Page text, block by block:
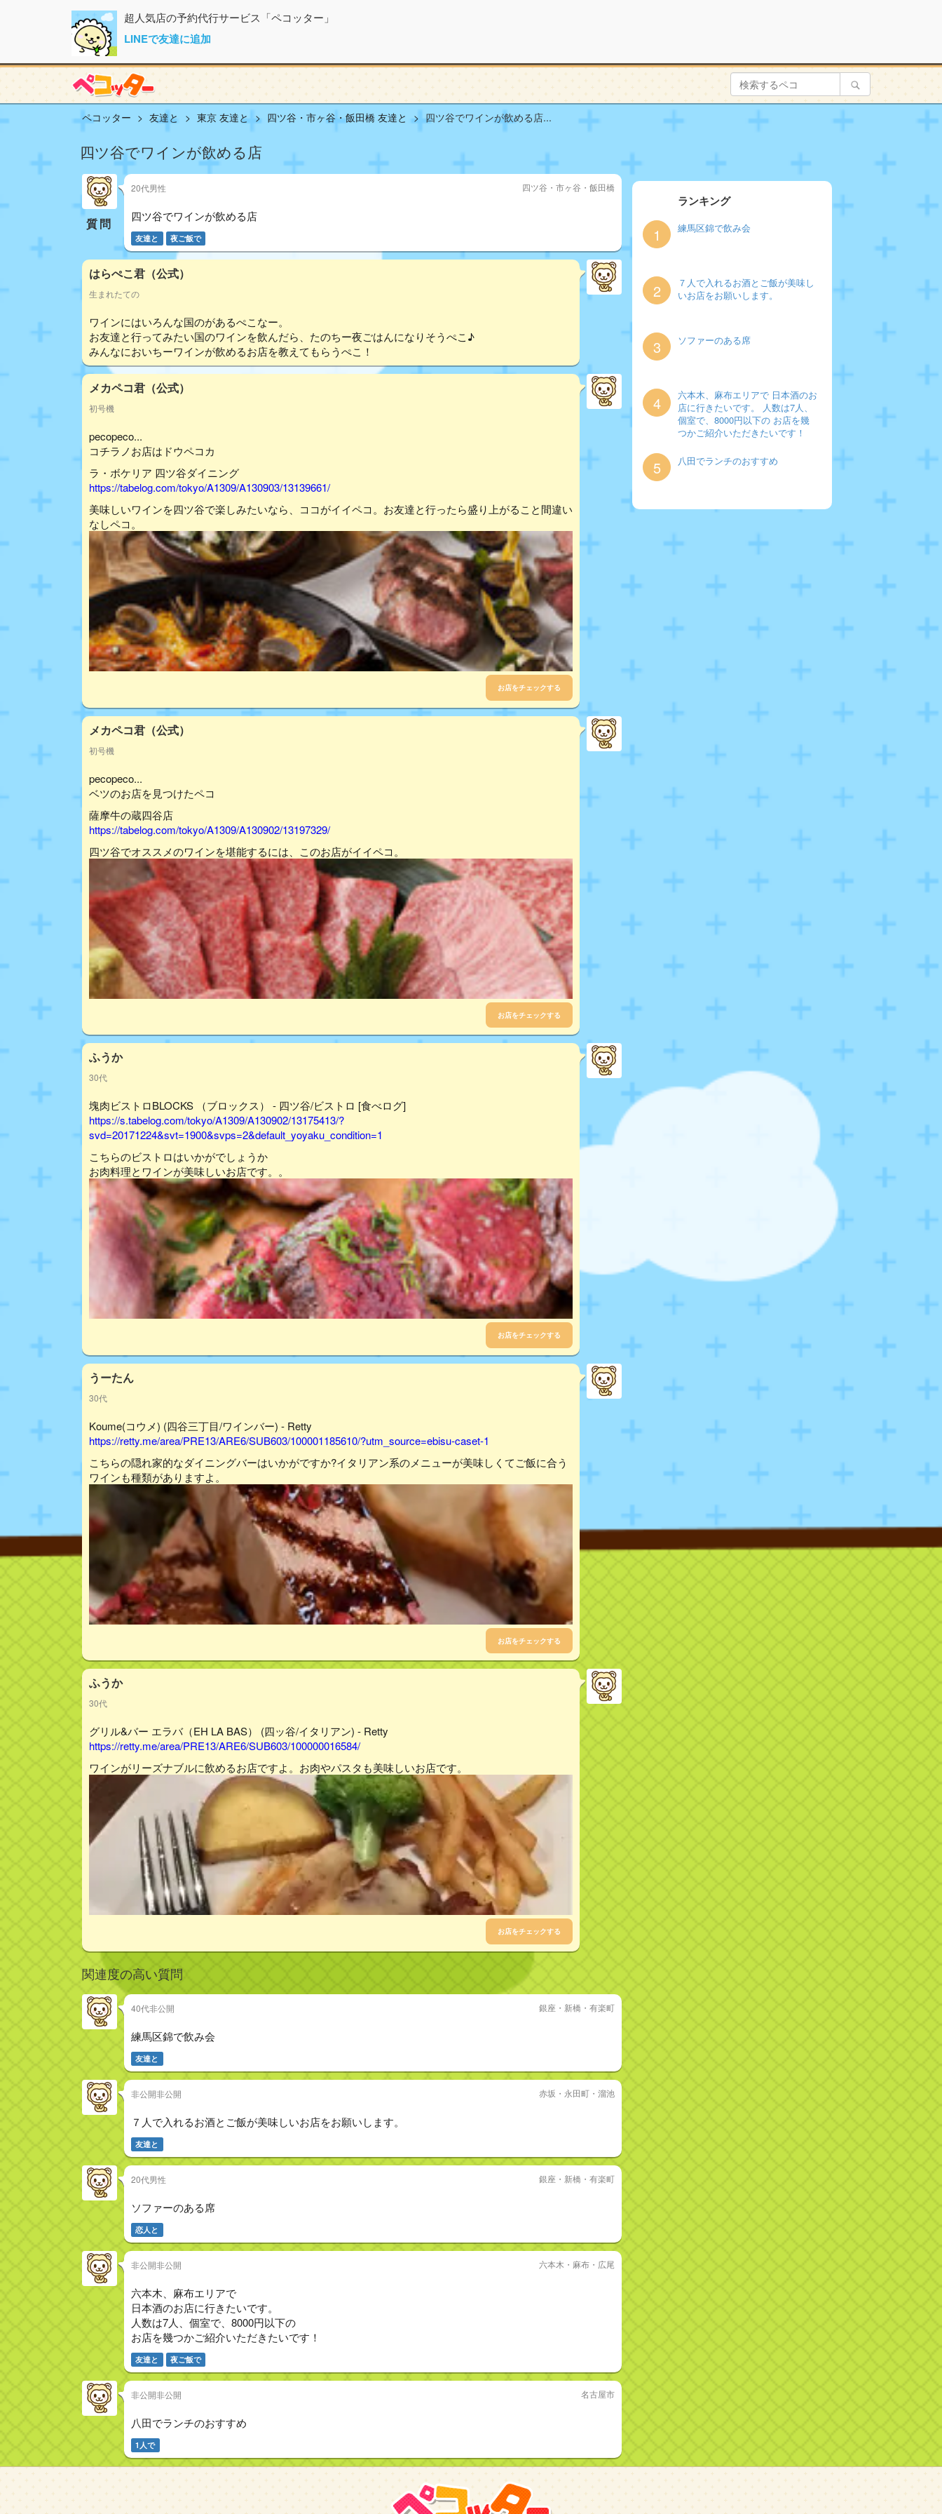
超人気店の予約代行サービス「ペコッター」
LINEで友達に追加
ペコッター 友達と 東京 友達と 四ツ谷・市ヶ谷・飯田橋 友達と 四ツ谷でワインが飲める店...
四ツ谷でワインが飲める店
質問
20代男性 四ツ谷・市ヶ谷・飯田橋
四ツ谷でワインが飲める店
友達と 夜ご飯で
はらぺこ君（公式）
生まれたての
ワインにはいろんな国のがあるぺこなー。
お友達と行ってみたい国のワインを飲んだら、たのちー夜ごはんになりそうぺこ♪
みんなにおいちーワインが飲めるお店を教えてもらうぺこ！
メカペコ君（公式）
初号機
pecopeco...
コチラノお店はドウペコカ
ラ・ボケリア 四ツ谷ダイニング
https://tabelog.com/tokyo/A1309/A130903/13139661/
美味しいワインを四ツ谷で楽しみたいなら、ココがイイペコ。お友達と行ったら盛り上がること間違い
なしペコ。
お店をチェックする
メカペコ君（公式）
初号機
pecopeco...
ベツのお店を見つけたペコ
薩摩牛の蔵四谷店
https://tabelog.com/tokyo/A1309/A130902/13197329/
四ツ谷でオススメのワインを堪能するには、このお店がイイペコ。
お店をチェックする
ふうか
30代
塊肉ビストロBLOCKS （ブロックス） - 四ツ谷/ビストロ [食べログ]
https://s.tabelog.com/tokyo/A1309/A130902/13175413/?
svd=20171224&svt=1900&svps=2&default_yoyaku_condition=1
こちらのビストロはいかがでしょうか
お肉料理とワインが美味しいお店です。。
お店をチェックする
うーたん
30代
Koume(コウメ) (四谷三丁目/ワインバー) - Retty
https://retty.me/area/PRE13/ARE6/SUB603/100001185610/?utm_source=ebisu-caset-1
こちらの隠れ家的なダイニングバーはいかがですか?イタリアン系のメニューが美味しくてご飯に合う
ワインも種類がありますよ。
お店をチェックする
ふうか
30代
グリル&バー エラバ（EH LA BAS） (四ッ谷/イタリアン) - Retty
https://retty.me/area/PRE13/ARE6/SUB603/100000016584/
ワインがリーズナブルに飲めるお店ですよ。お肉やパスタも美味しいお店です。
お店をチェックする
関連度の高い質問
40代非公開 銀座・新橋・有楽町
練馬区錦で飲み会
友達と
非公開非公開 赤坂・永田町・溜池
７人で入れるお酒とご飯が美味しいお店をお願いします。
友達と
20代男性 銀座・新橋・有楽町
ソファーのある席
恋人と
非公開非公開 六本木・麻布・広尾
六本木、麻布エリアで
日本酒のお店に行きたいです。
人数は7人、個室で、8000円以下の
お店を幾つかご紹介いただきたいです！
友達と 夜ご飯で
非公開非公開 名古屋市
八田でランチのおすすめ
1人で
ランキング
1 練馬区錦で飲み会
2
７人で入れるお酒とご飯が美味し
いお店をお願いします。
3 ソファーのある席
4
六本木、麻布エリアで 日本酒のお
店に行きたいです。 人数は7人、
個室で、8000円以下の お店を幾
つかご紹介いただきたいです！
5 八田でランチのおすすめ